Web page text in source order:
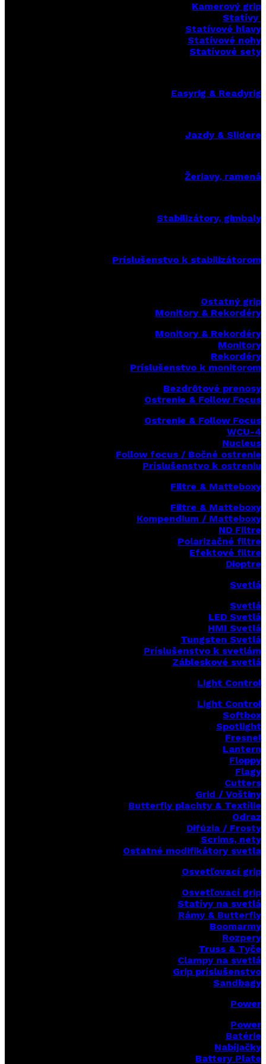
Kamerový grip
Statívy
Statívové hlavy
Statívové nohy
Statívové sety
Easyrig & Readyrig
Jazdy & Slidere
Žeriavy, ramená
Stabilizátory, gimbaly
Príslušenstvo k stabilizátorom
Ostatný grip
Monitory & Rekordéry
Monitory & Rekordéry
Monitory
Rekordéry
Príslušenstvo k monitorom
Bezdrôtové prenosy
Ostrenie & Follow Focus
Ostrenie & Follow Focus
WCU-4
Nucleus
Follow focus / Bočné ostrenie
Príslušenstvo k ostreniu
Filtre & Matteboxy
Filtre & Matteboxy
Kompendium / Matteboxy
ND Filtre
Polarizačné filtre
Efektové filtre
Dioptre
Svetlá
Svetlá
LED Svetlá
HMI Svetlá
Tungsten Svetlá
Príslušenstvo k svetlám
Zábleskové svetlá
Light Control
Light Control
Softbox
Spotlight
Fresnel
Lantern
Floppy
Flagy
Cutters
Grid / Voštiny
Butterfly plachty & Textílie
Odraz
Difúzia / Frosty
Scrims, nety
Ostatné modifikátory svetla
Osvetľovací grip
Osvetľovací grip
Statívy na svetlá
Rámy & Butterfly
Boomarmy
Rozpery
Truss & Tyče
Clampy na svetlá
Grip príslušenstvo
Sandbagy
Power
Power
Batérie
Nabíjačky
Battery Plate